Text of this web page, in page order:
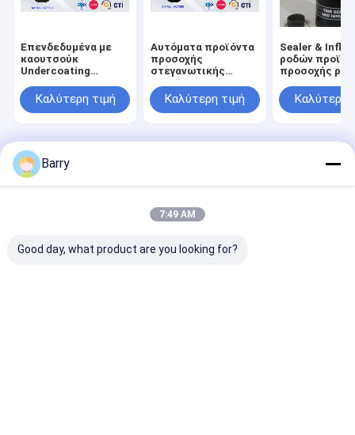
Επενδεδυμένα με
καουτσούκ
Undercoating
ψεκασμού αυτόματα
Καλύτερη τιμή
Αυτόματα προϊόντα
προσοχής
στεγανωτικής
Καλύτερη τιμή
Sealer &
ροδών
προσοχής
ψεκασμού
Καλύτερη
Αρχική Σελίδα
εργοστάσιο.Copyright © 2026 Aristo Industries Corporation
Limited. All Rights Reserved.
Barry
7:49 AM
Good day, what product are you looking for?